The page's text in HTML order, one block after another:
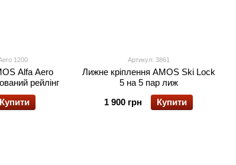
1200
Alfa Aero
рейлінг
Купити
Артикул: 3861
Лижне кріплення AMOS Ski Lock
5 на 5 пар лиж
1 900 грн
Купити